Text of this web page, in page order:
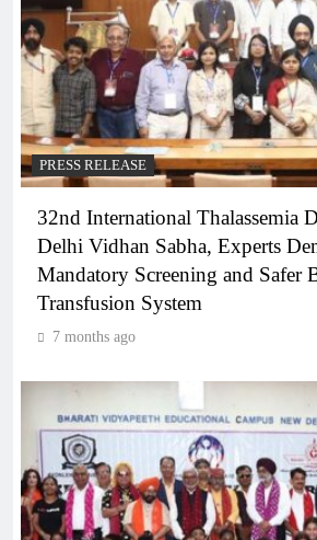
PRESS RELEASE
32nd International Thalassemia
Delhi Vidhan Sabha, Experts
Mandatory Screening and Safer
Transfusion System
7 months ago